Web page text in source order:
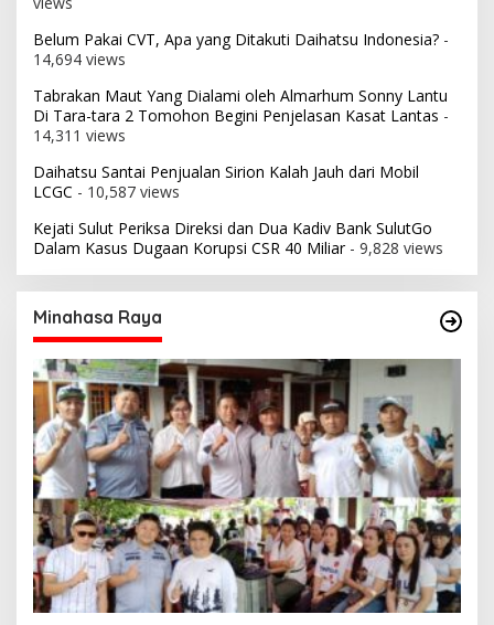
Belum Pakai CVT, Apa yang Ditakuti Daihatsu Indonesia? -
14,694 views
Tabrakan Maut Yang Dialami oleh Almarhum Sonny Lantu
Di Tara-tara 2 Tomohon Begini Penjelasan Kasat Lantas -
14,311 views
Daihatsu Santai Penjualan Sirion Kalah Jauh dari Mobil
LCGC - 10,587 views
Kejati Sulut Periksa Direksi dan Dua Kadiv Bank SulutGo
Dalam Kasus Dugaan Korupsi CSR 40 Miliar- 9,828 views
Minahasa Raya